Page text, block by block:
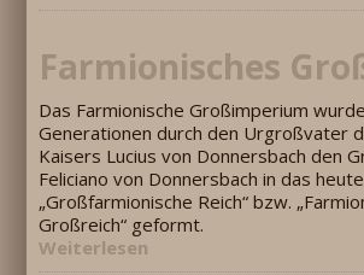
Farmionisches
Das Farmionische Großimperium
Generationen durch den Urgroßvater
Kaisers Lucius von Donnersbach den
Feliciano von Donnersbach in das
„Großfarmionische Reich“ bzw.
Großreich“ geformt.
Weiterlesen